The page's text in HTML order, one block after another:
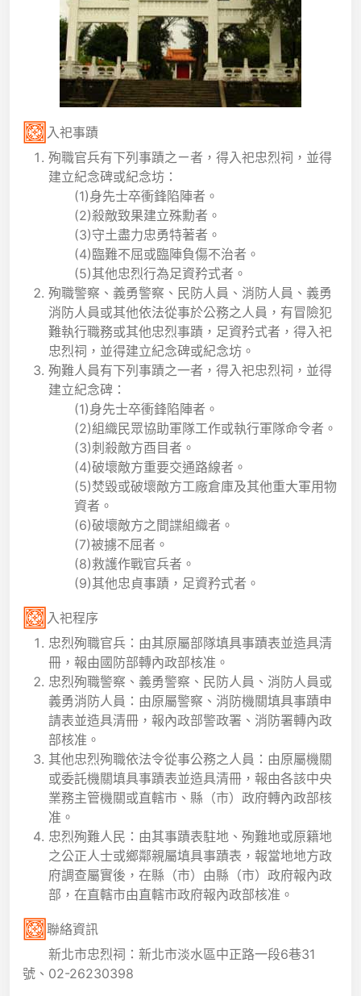
入祀事蹟
殉職官兵有下列事蹟之ㄧ者，得入祀忠烈祠，並得
建立紀念碑或紀念坊：
(1)身先士卒衝鋒陷陣者。
(2)殺敵致果建立殊勳者。
(3)守土盡力忠勇特著者。
(4)臨難不屈或臨陣負傷不治者。
(5)其他忠烈行為足資矜式者。
殉職警察、義勇警察、民防人員、消防人員、義勇
消防人員或其他依法從事於公務之人員，有冒險犯
難執行職務或其他忠烈事蹟，足資矜式者，得入祀
忠烈祠，並得建立紀念碑或紀念坊。
殉難人員有下列事蹟之一者，得入祀忠烈祠，並得
建立紀念碑：
(1)身先士卒衝鋒陷陣者。
(2)組織民眾協助軍隊工作或執行軍隊命令者。
(3)刺殺敵方酉目者。
(4)破壞敵方重要交通路線者。
(5)焚毀或破壞敵方工廠倉庫及其他重大軍用物
資者。
(6)破壞敵方之間諜組織者。
(7)被擄不屈者。
(8)救護作戰官兵者。
(9)其他忠貞事蹟，足資矜式者。
入祀程序
忠烈殉職官兵：由其原屬部隊填具事蹟表並造具清
冊，報由國防部轉內政部核准。
忠烈殉職警察、義勇警察、民防人員、消防人員或
義勇消防人員：由原屬警察、消防機關填具事蹟申
請表並造具清冊，報內政部警政署、消防署轉內政
部核准。
其他忠烈殉職依法令從事公務之人員：由原屬機關
或委託機關填具事蹟表並造具清冊，報由各該中央
業務主管機關或直轄市、縣（市）政府轉內政部核
准。
忠烈殉難人民：由其事蹟表駐地、殉難地或原籍地
之公正人士或鄉鄰親屬填具事蹟表，報當地地方政
府調查屬實後，在縣（市）由縣（市）政府報內政
部，在直轄市由直轄市政府報內政部核准。
聯絡資訊
新北市忠烈祠：新北市淡水區中正路一段6巷31
號、02-26230398